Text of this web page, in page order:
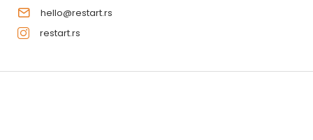
hello@restart.rs
restart.rs